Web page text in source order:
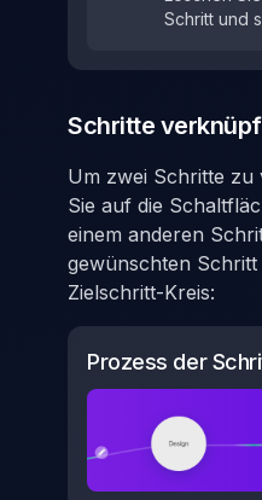
Schritt und
Schritte
Um zwei Schritte
Sie auf die
einem anderen
gewünschten
Zielschritt-Kreis:
Prozess der